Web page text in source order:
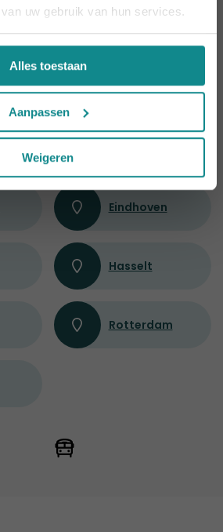
uw gebruik van hun services.
Alles toestaan
Aanpassen
Weigeren
door heel
en België
Eindhoven
Hasselt
Rotterdam